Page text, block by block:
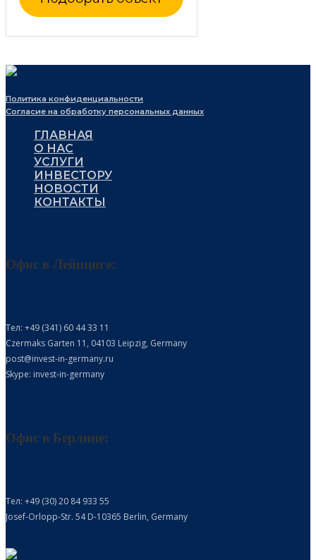
Политика конфиденциальности
Согласие на обработку персональных данных
ГЛАВНАЯ
О НАС
УСЛУГИ
ИНВЕСТОРУ
НОВОСТИ
КОНТАКТЫ
Офис в Лейпциге:
Тел: +49 (341) 60 44 33 11
Czermaks Garten 11, 04103 Leipzig, Germany
post@invest-in-germany.ru
Skype: invest-in-germany
Офис в Берлине:
Тел: +49 (30) 20 84 933 55
Josef-Orlopp-Str. 54 D-10365 Berlin, Germany